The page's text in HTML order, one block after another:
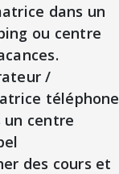
dans un
ou centre
/
téléphone
un centre
des cours et